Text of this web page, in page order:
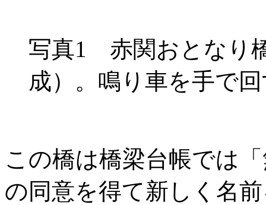
写真1 赤関おとなり
成）。鳴り車を手で
この橋は橋梁台帳では
の同意を得て新しく名